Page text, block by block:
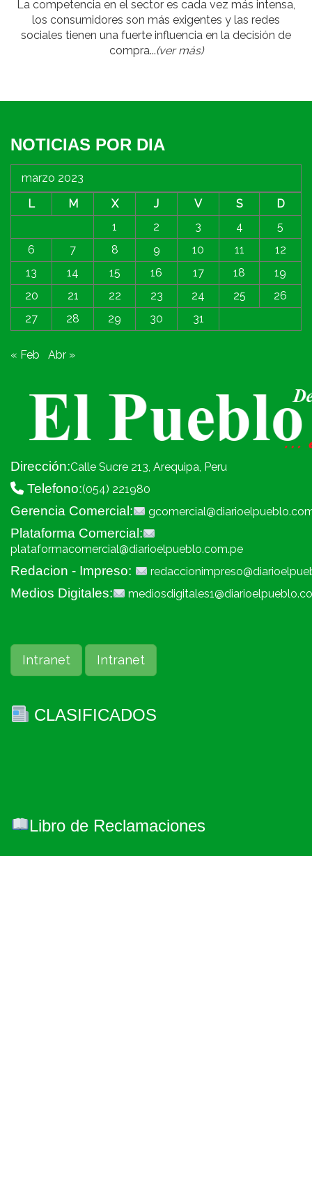
La competencia en el sector es cada vez más intensa,
los consumidores son más exigentes y las redes
sociales tienen una fuerte influencia en la decisión de
compra...(ver más)
NOTICIAS POR DIA
marzo 2023
L
M X J V S
D
1
2 3 4
5
6
7 8 9 10 11
12
13
14 15 16 17 18
19
20
21 22 23 24 25
26
27
28 29 30 31
« Feb Abr »
Dirección:Calle Sucre 213, Arequipa, Peru
Telefono:(054) 221980
Gerencia Comercial:
Plataforma Comercial:
plataformacomercial@diarioelpueblo.com.pe
Redacion - Impreso:
Medios Digitales:
Intranet Intranet
CLASIFICADOS
Libro de Reclamaciones